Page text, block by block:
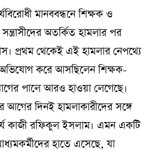
মানববন্ধনে শিক্ষক ও
অতর্কিত হামলার পর
প্রথম থেকেই এই হামলার নেপথ্যে
অভিযোগ করে আসছিলেন শিক্ষক-
পালে আরও হাওয়া লেগেছে।
আগের দিনই হামলাকারীদের সঙ্গে
কাজী রফিকুল ইসলাম। এমন একটি
হাতে এসেছে, যা